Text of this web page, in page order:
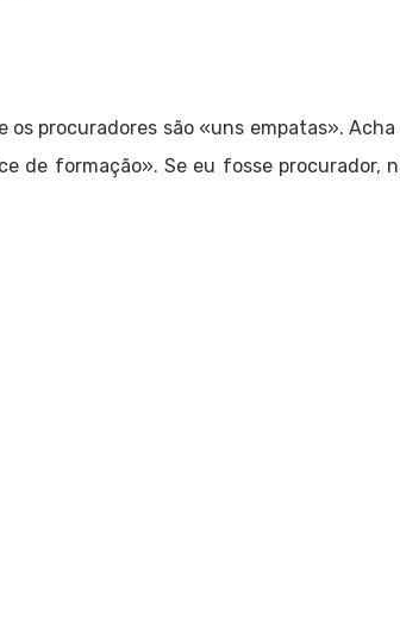
procuradores são «uns empatas».
de formação». Se eu fosse procurador,